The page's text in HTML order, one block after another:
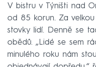
V bistru v Týništi nad
od 85 korun. Za
stovky lidí. Denně se
obědů. „Lidé se sem
minulého roku nám